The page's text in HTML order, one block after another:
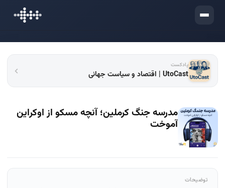
ورود
پادکست
UtoCast | اقتصاد و سیاست جهانی
مدرسه‌ جنگ کرملین؛ آنچه مسکو از اوکراین
آموخت
توضیحات